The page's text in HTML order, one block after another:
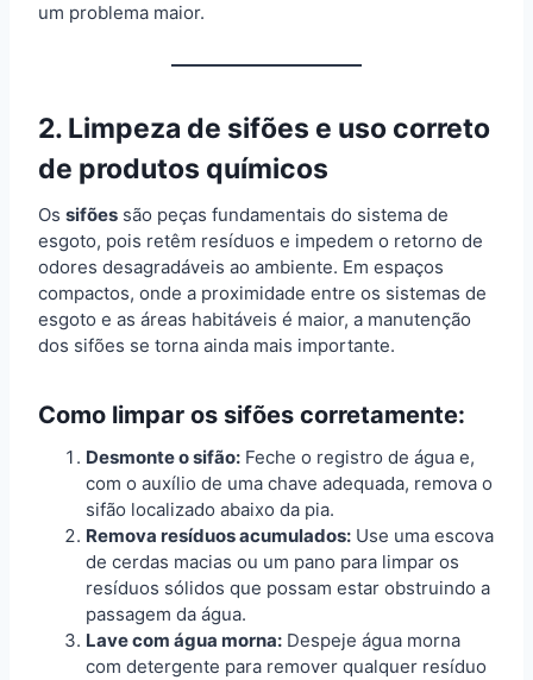
um problema maior.
2. Limpeza de sifões e uso correto
de produtos químicos
Os sifões são peças fundamentais do sistema de
esgoto, pois retêm resíduos e impedem o retorno de
odores desagradáveis ao ambiente. Em espaços
compactos, onde a proximidade entre os sistemas de
esgoto e as áreas habitáveis é maior, a manutenção
dos sifões se torna ainda mais importante.
Como limpar os sifões corretamente:
Desmonte o sifão: Feche o registro de água e,
com o auxílio de uma chave adequada, remova o
sifão localizado abaixo da pia.
Remova resíduos acumulados: Use uma escova
de cerdas macias ou um pano para limpar os
resíduos sólidos que possam estar obstruindo a
passagem da água.
Lave com água morna: Despeje água morna
com detergente para remover qualquer resíduo